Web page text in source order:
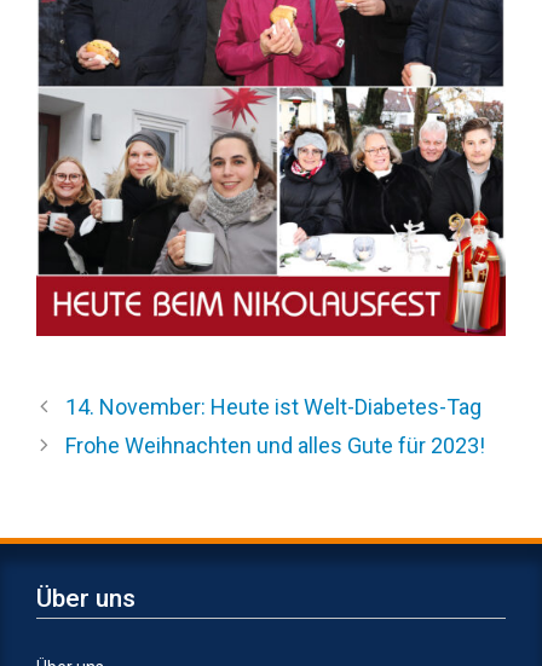
14. November: Heute ist Welt-Diabetes-Tag
Frohe Weihnachten und alles Gute für 2023!
Über uns